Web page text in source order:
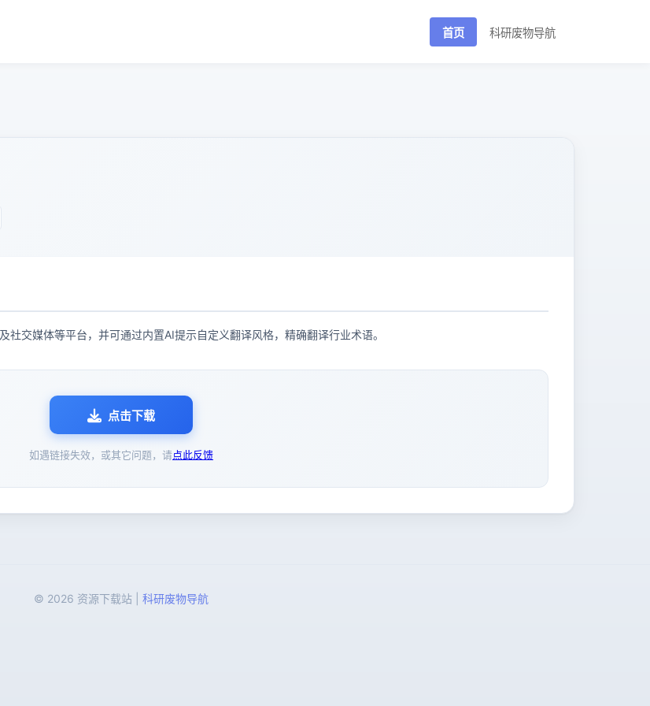
首页 科研废物导航
交媒体等平台，并可通过内置AI提示自定义翻译风格，精确翻译行业术语。
点击下载
如遇链接失效，或其它问题，请点此反馈
© 2026 资源下载站 | 科研废物导航